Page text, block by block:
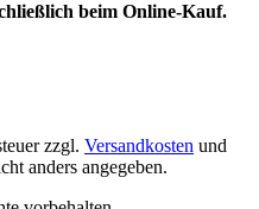
beim Online-Kauf.
zzgl. Versandkosten und
anders angegeben.